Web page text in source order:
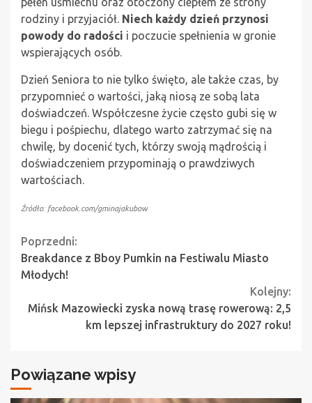
rodziny i przyjaciół. Niech każdy dzień przynosi
powody do radości i poczucie spełnienia w gronie
wspierających osób.
Dzień Seniora to nie tylko święto, ale także czas, by
przypomnieć o wartości, jaką niosą ze sobą lata
doświadczeń. Współczesne życie często gubi się w
biegu i pośpiechu, dlatego warto zatrzymać się na
chwilę, by docenić tych, którzy swoją mądrością i
doświadczeniem przypominają o prawdziwych
wartościach.
Źródło: facebook.com/gminajakubow
Continue
Reading
Poprzedni:
Breakdance z Bboy Pumkin na Festiwalu Miasto
Młodych!
Kolejny:
Mińsk Mazowiecki zyska nową trasę rowerową: 2,5
km lepszej infrastruktury do 2027 roku!
Powiązane wpisy